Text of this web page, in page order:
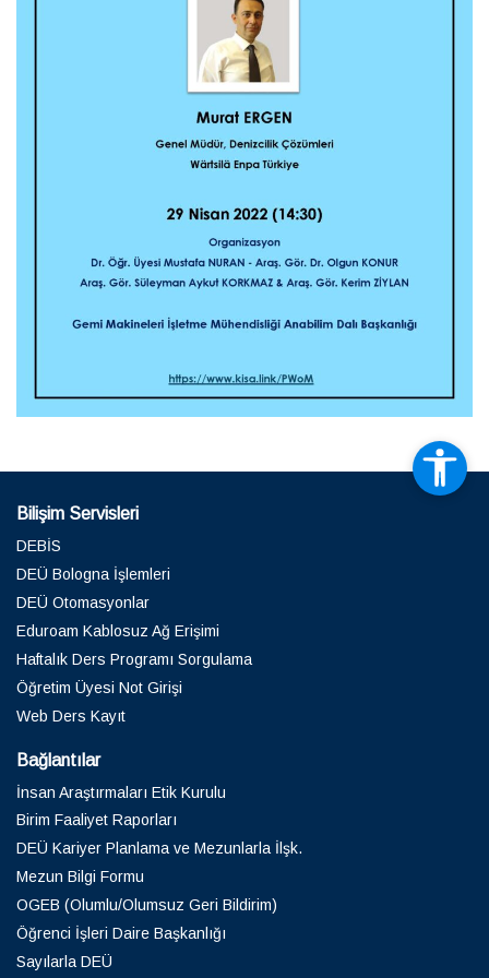
Bilişim Servisleri
DEBİS
DEÜ Bologna İşlemleri
DEÜ Otomasyonlar
Eduroam Kablosuz Ağ Erişimi
Haftalık Ders Programı Sorgulama
Öğretim Üyesi Not Girişi
Web Ders Kayıt
Bağlantılar
İnsan Araştırmaları Etik Kurulu
Birim Faaliyet Raporları
DEÜ Kariyer Planlama ve Mezunlarla İlşk.
Mezun Bilgi Formu
OGEB (Olumlu/Olumsuz Geri Bildirim)
Öğrenci İşleri Daire Başkanlığı
Sayılarla DEÜ